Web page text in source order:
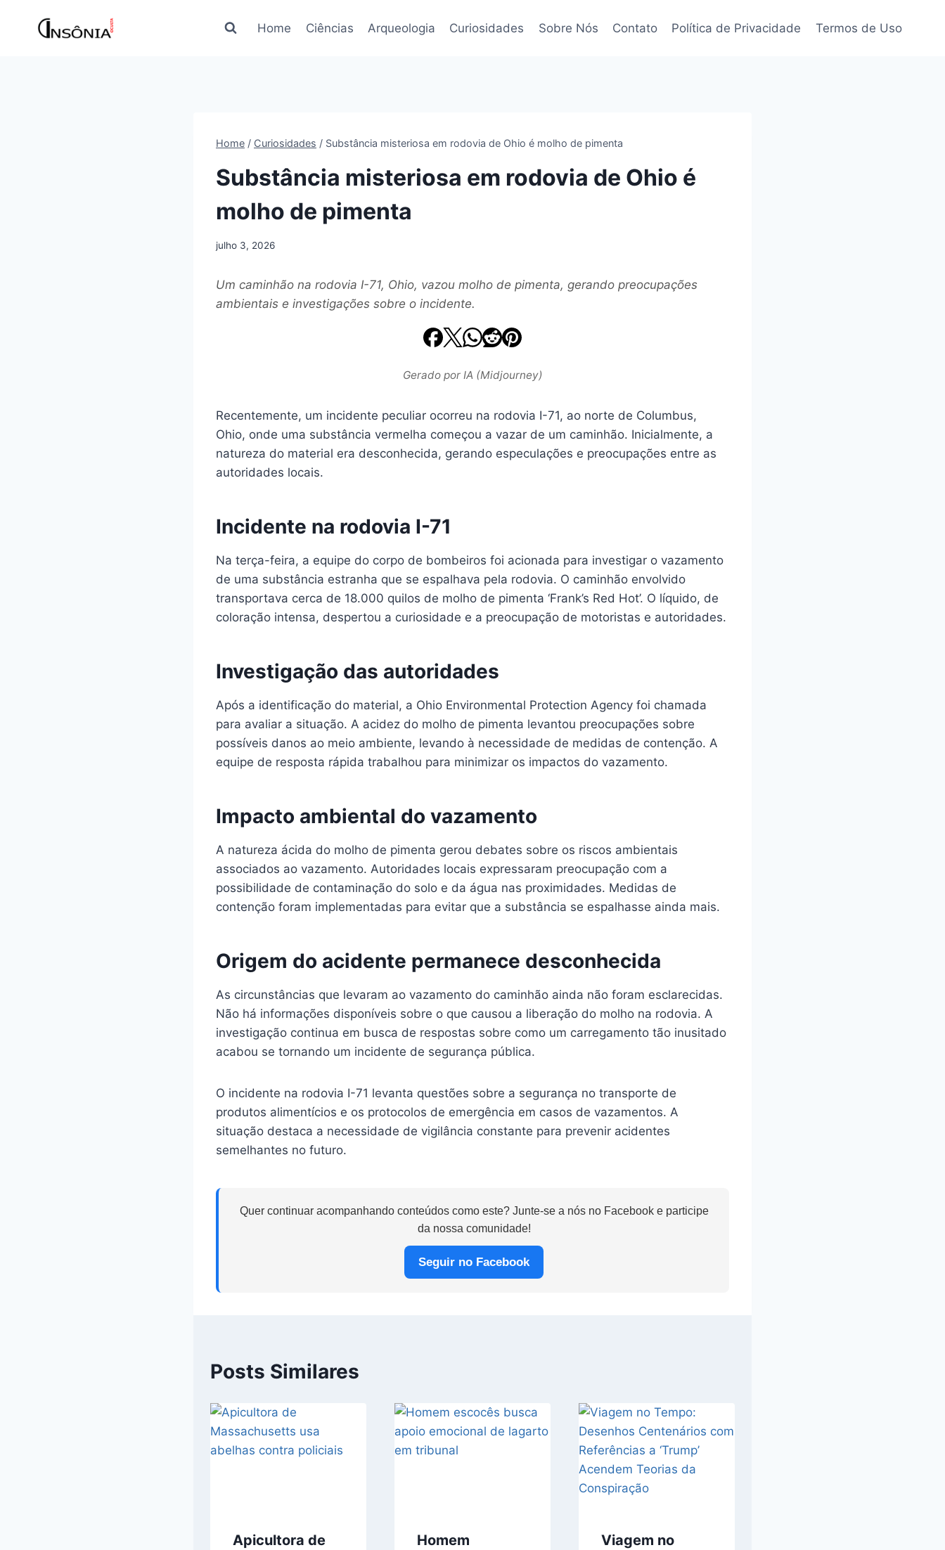
Home Ciências Arqueologia Curiosidades Sobre Nós Contato Política de Privacidade Termos de Uso
Home / Curiosidades / Substância misteriosa em rodovia de Ohio é molho de pimenta
Substância misteriosa em rodovia de Ohio é
molho de pimenta
julho 3, 2026
Um caminhão na rodovia I-71, Ohio, vazou molho de pimenta, gerando preocupações
ambientais e investigações sobre o incidente.
Gerado por IA (Midjourney)
Recentemente, um incidente peculiar ocorreu na rodovia I-71, ao norte de Columbus,
Ohio, onde uma substância vermelha começou a vazar de um caminhão. Inicialmente, a
natureza do material era desconhecida, gerando especulações e preocupações entre as
autoridades locais.
Incidente na rodovia I-71
Na terça-feira, a equipe do corpo de bombeiros foi acionada para investigar o vazamento
de uma substância estranha que se espalhava pela rodovia. O caminhão envolvido
transportava cerca de 18.000 quilos de molho de pimenta ‘Frank’s Red Hot’. O líquido, de
coloração intensa, despertou a curiosidade e a preocupação de motoristas e autoridades.
Investigação das autoridades
Após a identificação do material, a Ohio Environmental Protection Agency foi chamada
para avaliar a situação. A acidez do molho de pimenta levantou preocupações sobre
possíveis danos ao meio ambiente, levando à necessidade de medidas de contenção. A
equipe de resposta rápida trabalhou para minimizar os impactos do vazamento.
Impacto ambiental do vazamento
A natureza ácida do molho de pimenta gerou debates sobre os riscos ambientais
associados ao vazamento. Autoridades locais expressaram preocupação com a
possibilidade de contaminação do solo e da água nas proximidades. Medidas de
contenção foram implementadas para evitar que a substância se espalhasse ainda mais.
Origem do acidente permanece desconhecida
As circunstâncias que levaram ao vazamento do caminhão ainda não foram esclarecidas.
Não há informações disponíveis sobre o que causou a liberação do molho na rodovia. A
investigação continua em busca de respostas sobre como um carregamento tão inusitado
acabou se tornando um incidente de segurança pública.
O incidente na rodovia I-71 levanta questões sobre a segurança no transporte de
produtos alimentícios e os protocolos de emergência em casos de vazamentos. A
situação destaca a necessidade de vigilância constante para prevenir acidentes
semelhantes no futuro.
Quer continuar acompanhando conteúdos como este? Junte-se a nós no Facebook e participe
da nossa comunidade!
Seguir no Facebook
Posts Similares
Apicultora de
Homem
Viagem no